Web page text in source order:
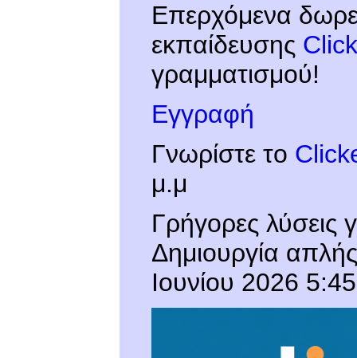
Επερχόμενα
εκπαίδευσης
γραμματισμού!
Εγγραφή
Γνωρίστε το
μ.μ
Γρήγορες λύσεις
Δημιουργία
Ιουνίου 2026